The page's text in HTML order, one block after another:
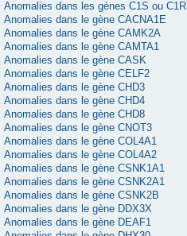
Anomalies dans les gènes C1S ou C1R
Anomalies dans le gène CACNA1E
Anomalies dans le gène CAMK2A
Anomalies dans le gène CAMTA1
Anomalies dans le gène CASK
Anomalies dans le gène CELF2
Anomalies dans le gène CHD3
Anomalies dans le gène CHD4
Anomalies dans le gène CHD8
Anomalies dans le gène CNOT3
Anomalies dans le gène COL4A1
Anomalies dans le gène COL4A2
Anomalies dans le gène CSNK1A1
Anomalies dans le gène CSNK2A1
Anomalies dans le gène CSNK2B
Anomalies dans le gène DDX3X
Anomalies dans le gène DEAF1